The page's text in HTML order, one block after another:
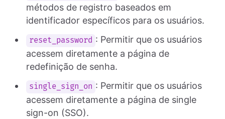
métodos de registro baseados em
identificador específicos para os usuários.
reset_password : Permitir que os usuários
acessem diretamente a página de
redefinição de senha.
single_sign_on : Permitir que os usuários
acessem diretamente a página de single
sign-on (SSO).